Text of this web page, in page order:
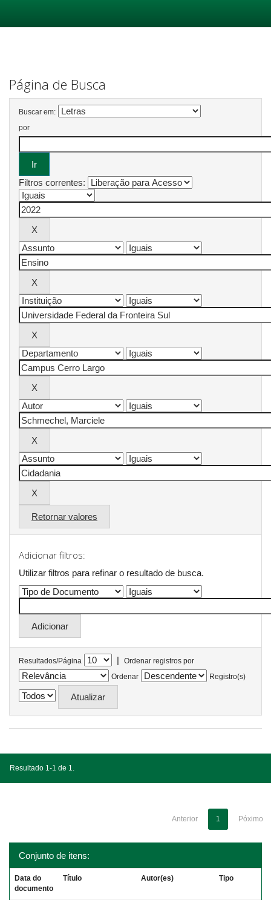
Página de Busca
Buscar em:
por
Filtros correntes:
Retornar valores
Adicionar filtros:
Utilizar filtros para refinar o resultado de busca.
Resultados/Página |
Ordenar registros por
Ordenar
Registro(s)
Resultado 1-1 de 1.
Anterior 1 Póximo
Conjunto de itens:
Data do
documento
Título Autor(es) Tipo